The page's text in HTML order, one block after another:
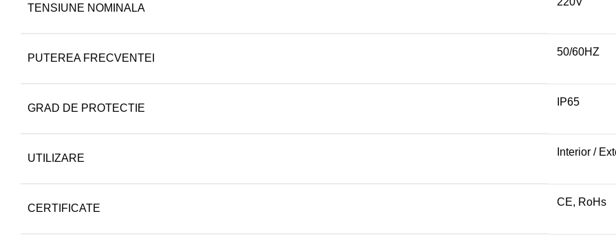
TENSIUNE NOMINALA
PUTEREA FRECVENTEI
50/60HZ
GRAD DE PROTECTIE
IP65
UTILIZARE
Interior /
CERTIFICATE
CE, RoHs